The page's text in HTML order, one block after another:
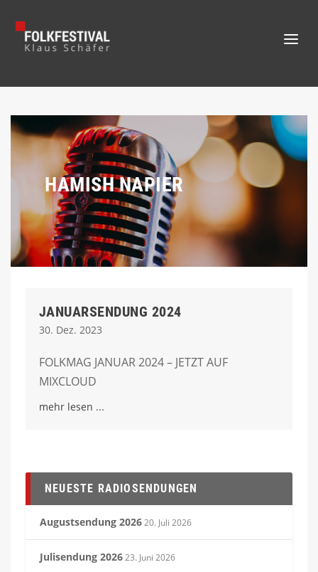
HAMISH NAPIER
JANUARSENDUNG 2024
30. Dez. 2023
FOLKMAG JANUAR 2024 – JETZT AUF
MIXCLOUD
mehr lesen
NEUESTE RADIOSENDUNGEN
Augustsendung 202620. Juli 2026
Julisendung 202623. Juni 2026